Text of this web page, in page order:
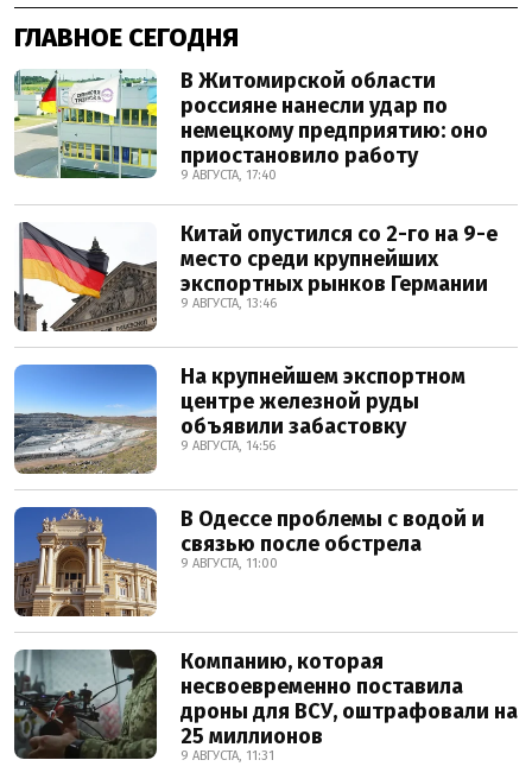
ГЛАВНОЕ СЕГОДНЯ
В Житомирской области
россияне нанесли удар по
немецкому предприятию: оно
приостановило работу
9 АВГУСТА, 17:40
Китай опустился со 2-го на 9-е
место среди крупнейших
экспортных рынков Германии
9 АВГУСТА, 13:46
На крупнейшем экспортном
центре железной руды
объявили забастовку
9 АВГУСТА, 14:56
В Одессе проблемы с водой и
связью после обстрела
9 АВГУСТА, 11:00
Компанию, которая
несвоевременно поставила
дроны для ВСУ, оштрафовали на
25 миллионов
9 АВГУСТА, 11:31